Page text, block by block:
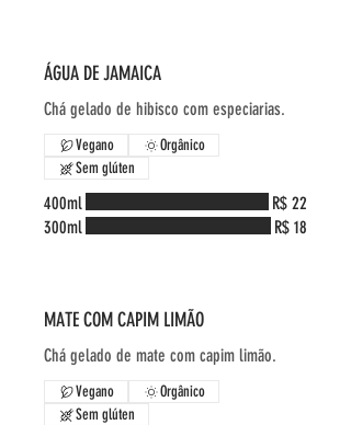
ÁGUA DE JAMAICA
Chá gelado de hibisco com especiarias.
400ml
R$ 22
300ml
R$ 18
Vegano
Orgânico
Sem glúten
MATE COM CAPIM LIMÃO
Chá gelado de mate com capim limão.
Vegano
Orgânico
Sem glúten